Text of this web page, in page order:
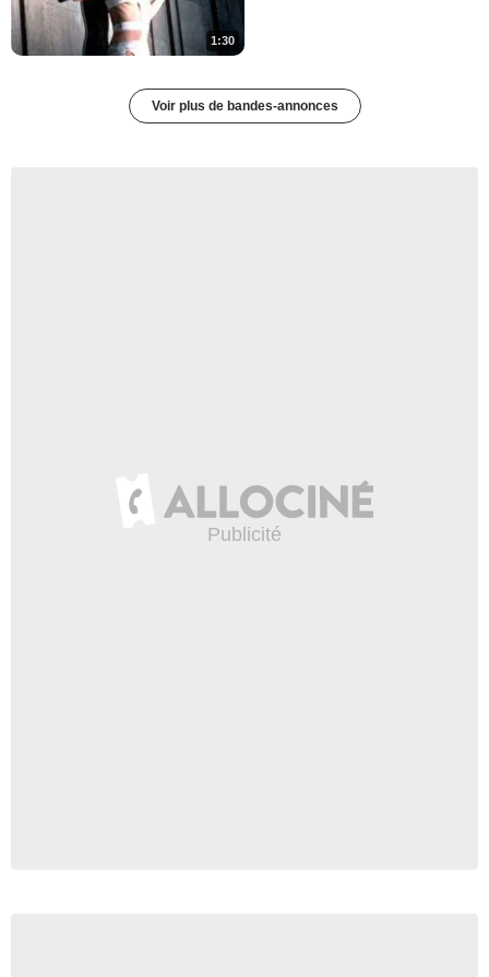
1:30
Voir plus de bandes-annonces